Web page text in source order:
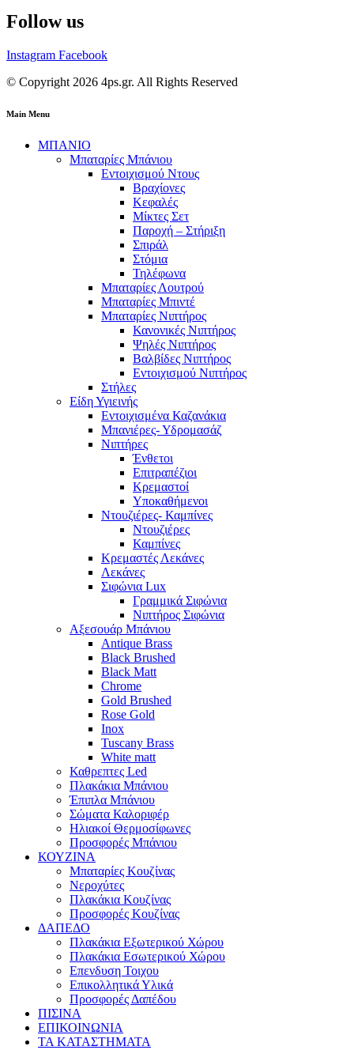
Follow us
Instagram Facebook
© Copyright 2026 4ps.gr. All Rights Reserved
Main Menu
ΜΠΑΝΙΟ
Μπαταρίες Μπάνιου
Εντοιχισμού Ντους
Βραχίονες
Κεφαλές
Μίκτες Σετ
Παροχή – Στήριξη
Σπιράλ
Στόμια
Τηλέφωνα
Μπαταρίες Λουτρού
Μπαταρίες Μπιντέ
Μπαταρίες Νιπτήρος
Κανονικές Νιπτήρος
Ψηλές Νιπτήρος
Βαλβίδες Νιπτήρος
Εντοιχισμού Νιπτήρος
Στήλες
Είδη Υγιεινής
Εντοιχισμένα Καζανάκια
Μπανιέρες- Υδρομασάζ
Νιπτήρες
Ένθετοι
Επιτραπέζιοι
Κρεμαστοί
Υποκαθήμενοι
Ντουζιέρες- Καμπίνες
Ντουζιέρες
Καμπίνες
Κρεμαστές Λεκάνες
Λεκάνες
Σιφώνια Lux
Γραμμικά Σιφώνια
Νιπτήρος Σιφώνια
Αξεσουάρ Μπάνιου
Antique Brass
Black Brushed
Black Matt
Chrome
Gold Brushed
Rose Gold
Inox
Tuscany Brass
White matt
Καθρεπτες Led
Πλακάκια Μπάνιου
Έπιπλα Μπάνιου
Σώματα Καλοριφέρ
Ηλιακοί Θερμοσίφωνες
Προσφορές Μπάνιου
ΚΟΥΖΙΝΑ
Μπαταρίες Κουζίνας
Νεροχύτες
Πλακάκια Κουζίνας
Προσφορές Κουζίνας
ΔΑΠΕΔΟ
Πλακάκια Εξωτερικού Χώρου
Πλακάκια Εσωτερικού Χώρου
Επενδυση Τοιχου
Επικολλητικά Υλικά
Προσφορές Δαπέδου
ΠΙΣΙΝΑ
ΕΠΙΚΟΙΝΩΝΙΑ
ΤΑ ΚΑΤΑΣΤΗΜΑΤΑ